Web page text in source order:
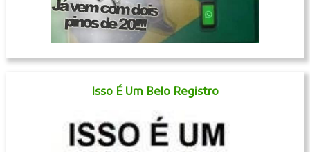
Isso É Um Belo Registro